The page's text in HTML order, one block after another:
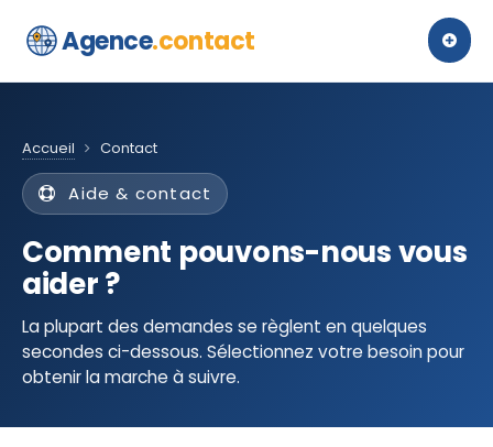
Agence.contact
Accueil Contact
Aide & contact
Comment pouvons-nous vous
aider ?
La plupart des demandes se règlent en quelques
secondes ci-dessous. Sélectionnez votre besoin pour
obtenir la marche à suivre.